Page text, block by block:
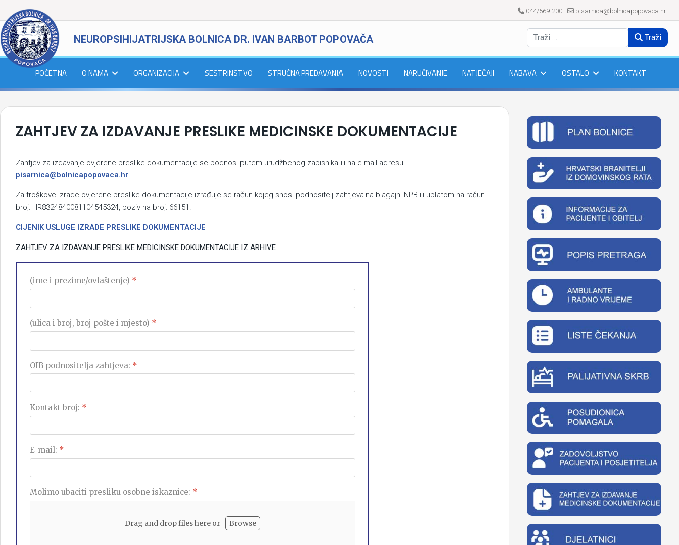
044/569-200 pisarnica@bolnicapopovaca.hr
NEUROPSIHIJATRIJSKA BOLNICA DR. IVAN BARBOT POPOVAČA Traži
POČETNA O NAMA ORGANIZACIJA SESTRINSTVO STRUČNA PREDAVANJA NOVOSTI NARUČIVANJE NATJEČAJI NABAVA OSTALO KONTAKT
ZAHTJEV ZA IZDAVANJE PRESLIKE MEDICINSKE DOKUMENTACIJE
Zahtjev za izdavanje ovjerene preslike dokumentacije se podnosi putem urudžbenog zapisnika ili na e-mail adresu
pisarnica@bolnicapopovaca.hr
Za troškove izrade ovjerene preslike dokumentacije izrađuje se račun kojeg snosi podnositelj zahtjeva na blagajni NPB ili uplatom na račun
broj: HR8324840081104545324, poziv na broj: 66151.
CIJENIK USLUGE IZRADE PRESLIKE DOKUMENTACIJE
ZAHTJEV ZA IZDAVANJE PRESLIKE MEDICINSKE DOKUMENTACIJE IZ ARHIVE
(ime i prezime/ovlaštenje) *
(ulica i broj, broj pošte i mjesto) *
OIB podnositelja zahtjeva: *
Kontakt broj: *
E-mail: *
Molimo ubaciti presliku osobne iskaznice: *
Drag and drop files here or Browse